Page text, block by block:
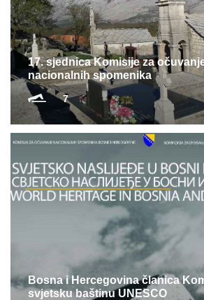
17. sjednica Komisije za
nacionalnih spomenika
7
Bosna i Hercegovina članica
svjetsku baštinu UNESCO